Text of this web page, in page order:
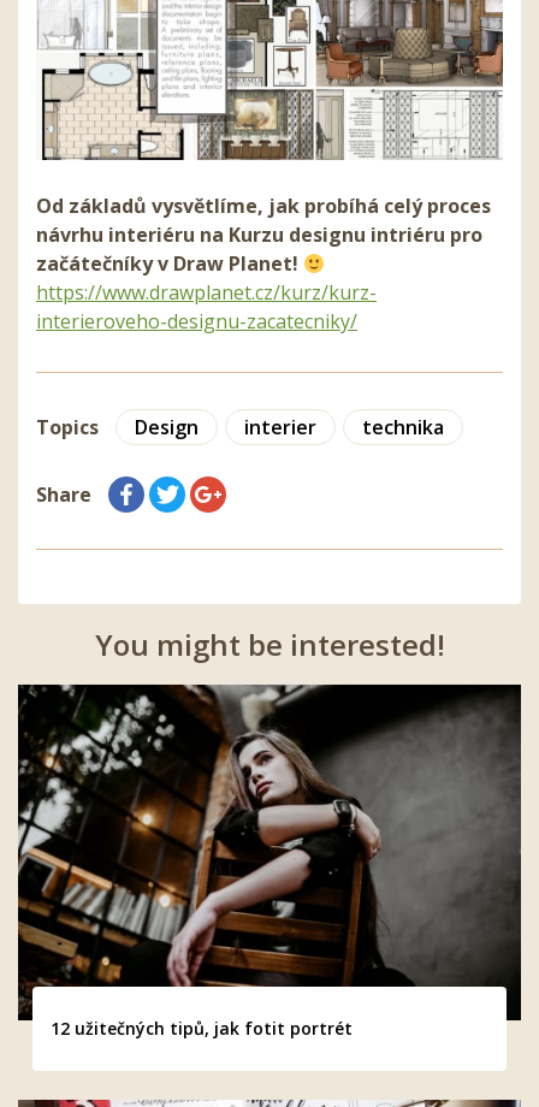
Od základů vysvětlíme, jak probíhá celý proces
návrhu interiéru na Kurzu designu intriéru pro
začátečníky v Draw Planet!
https://www.drawplanet.cz/kurz/kurz-
interieroveho-designu-zacatecniky/
Topics Design interier technika
Share
You might be interested!
12 užitečných tipů, jak fotit portrét